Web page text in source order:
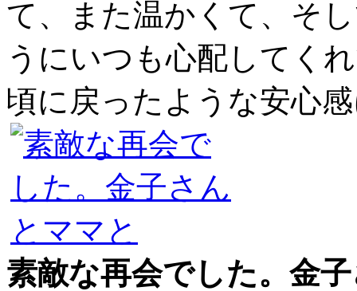
て、また温かくて、そ
うにいつも心配してく
頃に戻ったような安心
素敵な再会でした。金